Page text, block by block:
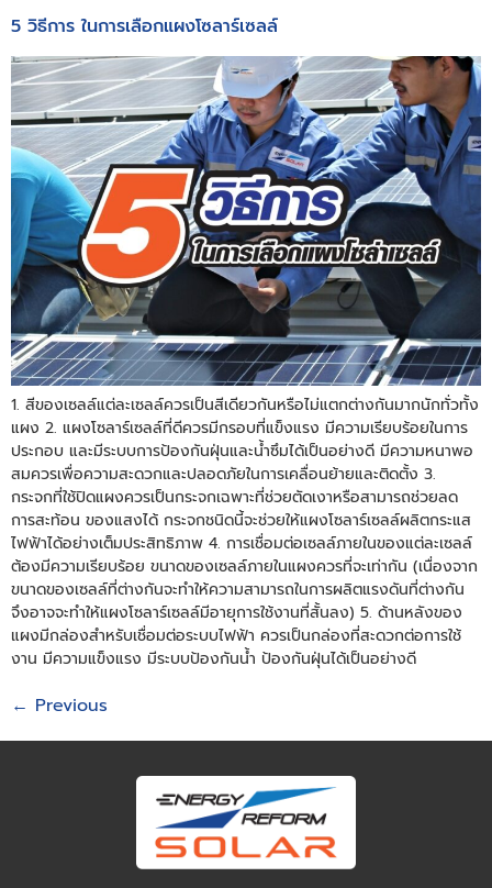
5 วิธีการ ในการเลือกแผงโซลาร์เซลล์
1. สีของเซลล์แต่ละเซลล์ควรเป็นสีเดียวกันหรือไม่แตกต่างกันมากนักทั่วทั้ง
แผง 2. แผงโซลาร์เซลล์ที่ดีควรมีกรอบที่แข็งแรง มีความเรียบร้อยในการ
ประกอบ และมีระบบการป้องกันฝุ่นและน้ำซึมได้เป็นอย่างดี มีความหนาพอ
สมควรเพื่อความสะดวกและปลอดภัยในการเคลื่อนย้ายและติดตั้ง 3.
กระจกที่ใช้ปิดแผงควรเป็นกระจกเฉพาะที่ช่วยตัดเงาหรือสามารถช่วยลด
การสะท้อน ของแสงได้ กระจกชนิดนี้จะช่วยให้แผงโซลาร์เซลล์ผลิตกระแส
ไฟฟ้าได้อย่างเต็มประสิทธิภาพ 4. การเชื่อมต่อเซลล์ภายในของแต่ละเซลล์
ต้องมีความเรียบร้อย ขนาดของเซลล์ภายในแผงควรที่จะเท่ากัน (เนื่องจาก
ขนาดของเซลล์ที่ต่างกันจะทําให้ความสามารถในการผลิตแรงดันที่ต่างกัน
จึงอาจจะทำให้แผงโซลาร์เซลล์มีอายุการใช้งานที่สั้นลง) 5. ด้านหลังของ
แผงมีกล่องสําหรับเชื่อมต่อระบบไฟฟ้า ควรเป็นกล่องที่สะดวกต่อการใช้
งาน มีความแข็งแรง มีระบบป้องกันน้ำ ป้องกันฝุ่นได้เป็นอย่างดี
← Previous